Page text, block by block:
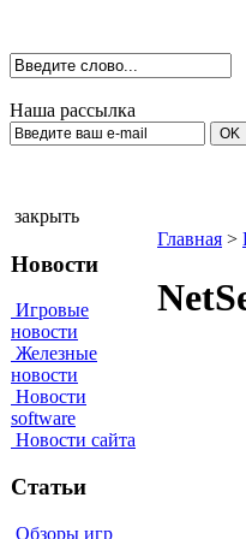
Наша рассылка
закрыть
Новости
Игровые
новости
Железные
новости
Новости
software
Новости сайта
Статьи
Обзоры игр
Главная >